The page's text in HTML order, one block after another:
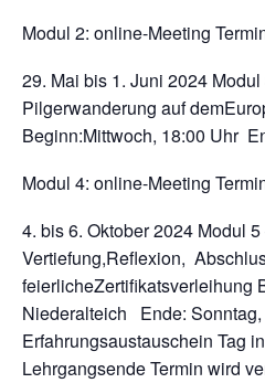
Modul 2: online-Meeting
29. Mai bis 1. Juni 2024
Pilgerwanderung auf
Beginn:Mittwoch, 18:00 Uhr
Modul 4: online-Meeting
4. bis 6. Oktober 2024 Modul 5
Vertiefung,Reflexion,
feierlicheZertifikatsverleihung
Niederalteich Ende:
Erfahrungsaustauschein Tag
Lehrgangsende Termin wird